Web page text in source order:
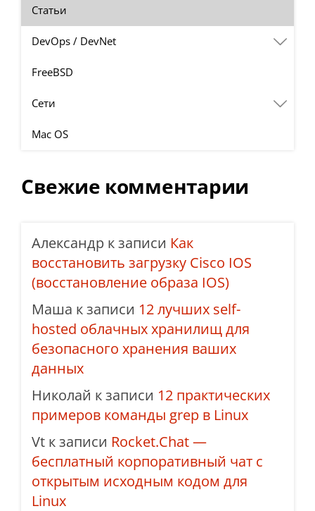
Статьи
DevOps / DevNet
FreeBSD
Сети
Mac OS
Свежие комментарии
Александр к записи Как
восстановить загрузку Cisco IOS
(восстановление образа IOS)
Маша к записи 12 лучших self-
hosted облачных хранилищ для
безопасного хранения ваших
данных
Николай к записи 12 практических
примеров команды grep в Linux
Vt к записи Rocket.Chat —
бесплатный корпоративный чат с
открытым исходным кодом для
Linux